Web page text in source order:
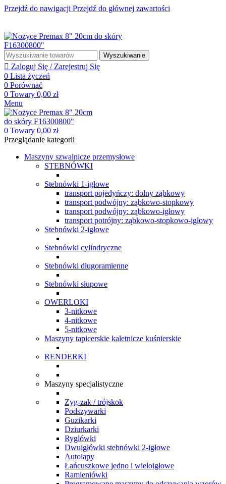
Przejdź do nawigacji Przejdź do głównej zawartości
Wyszukiwanie
Zaloguj Się / Zarejestruj Się
0 Lista życzeń
0 Porównać
0 Towary 0,00 zł
Menu
0 Towary 0,00 zł
Przeglądanie kategorii
Maszyny szwalnicze przemysłowe
STEBNÓWKI
Stebnówki 1-igłowe
transport pojedyńczy: dolny ząbkowy
transport podwójny: ząbkowo-stopkowy
transport podwójny: ząbkowo-igłowy
transport potrójny: ząbkowo-stopkowo-igłowy
Stebnówki 2-igłowe
Stebnówki cylindryczne
Stebnówki długoramienne
Stebnówki słupowe
OWERLOKI
3-nitkowe
4-nitkowe
5-nitkowe
Maszyny tapicerskie kaletnicze kuśnierskie
RENDERKI
Maszyny specjalistyczne
Zyg-zak / trójskok
Podszywarki
Guzikarki
Dziurkarki
Ryglówki
Dwuigłówki stebnówki 2-igłowe
Autolapy
Łańcuszkowe jedno i wieloigłowe
Ramieniówki